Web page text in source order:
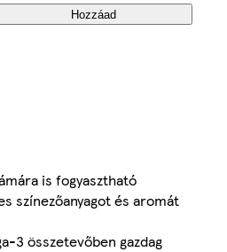
Hozzáad
is fogyasztható
színezőanyagot és aromát
3 összetevőben gazdag